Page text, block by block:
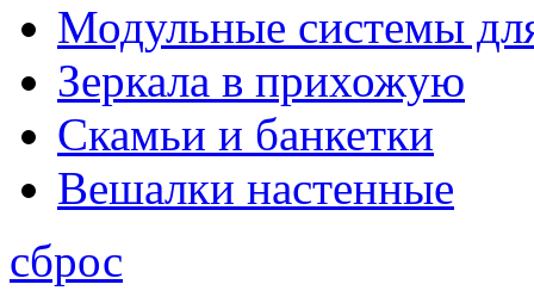
Модульные системы
Зеркала в прихожую
Скамьи и банкетки
Вешалки настенные
сброс